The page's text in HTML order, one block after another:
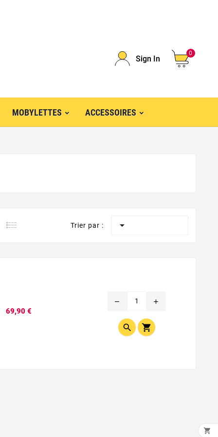
Sign In
0
MOBYLETTES ACCESSOIRES
Trier par : 
69,90 €Prix
remove add
 
